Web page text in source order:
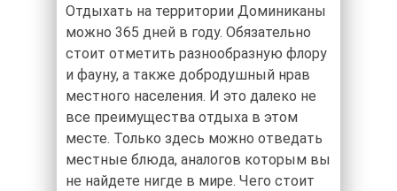
Отдыхать на территории Доминиканы
можно 365 дней в году. Обязательно
стоит отметить разнообразную флору
и фауну, а также добродушный нрав
местного населения. И это далеко не
все преимущества отдыха в этом
месте. Только здесь можно отведать
местные блюда, аналогов которым вы
не найдете нигде в мире. Чего стоит